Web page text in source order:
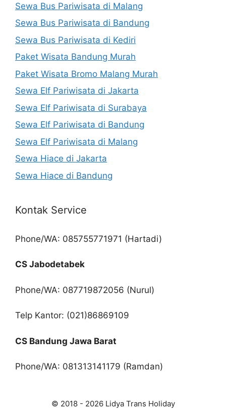
Sewa Bus Pariwisata di Malang
Sewa Bus Pariwisata di Bandung
Sewa Bus Pariwisata di Kediri
Paket Wisata Bandung Murah
Paket Wisata Bromo Malang Murah
Sewa Elf Pariwisata di Jakarta
Sewa Elf Pariwisata di Surabaya
Sewa Elf Pariwisata di Bandung
Sewa Elf Pariwisata di Malang
Sewa Hiace di Jakarta
Sewa Hiace di Bandung
Kontak Service
Phone/WA: 085755771971 (Hartadi)
CS Jabodetabek
Phone/WA: 087719872056 (Nurul)
Telp Kantor: (021)86869109
CS Bandung Jawa Barat
Phone/WA: 081313141179 (Ramdan)
© 2018 - 2026 Lidya Trans Holiday